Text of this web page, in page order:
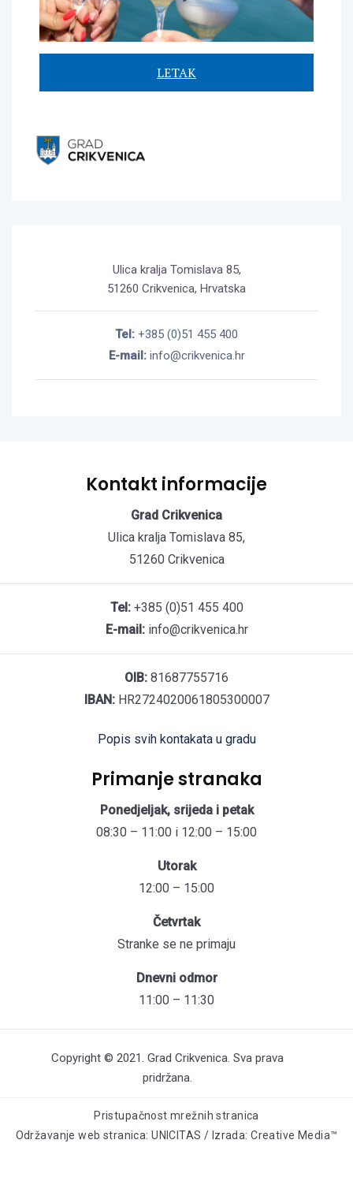
LETAK
Ulica kralja Tomislava 85,
51260 Crikvenica, Hrvatska
Tel: +385 (0)51 455 400
E-mail:info@crikvenica.hr
Kontakt informacije
Grad Crikvenica
Ulica kralja Tomislava 85,
51260 Crikvenica
Tel:+385 (0)51 455 400
E-mail:info@crikvenica.hr
OIB: 81687755716
IBAN:HR2724020061805300007
Popis svih kontakata u gradu
Primanje stranaka
Ponedjeljak, srijeda i petak
08:30 – 11:00 i 12:00 – 15:00
Utorak
12:00 – 15:00
Četvrtak
Stranke se ne primaju
Dnevni odmor
11:00 – 11:30
Copyright © 2021. Grad Crikvenica. Sva prava
pridržana.
Pristupačnost mrežnih stranica
Održavanje web stranica: UNICITAS / Izrada: Creative Media™